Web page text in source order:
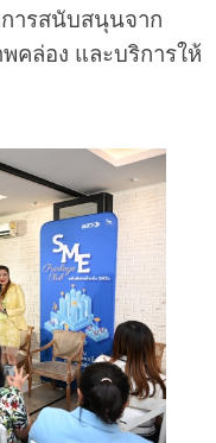
ารสนับสนุนจาก
คล่อง และบริการให้